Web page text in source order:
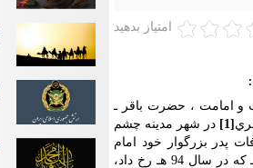
امتیاز بدهید
و امامت ، حضرت باقر ـ
[1]
در شهر مدينه چشم
پدر بزرگوار خود امام
زين العابدين ـ عليه السّلام ـ كه در سال 94 هـ رخ داد،